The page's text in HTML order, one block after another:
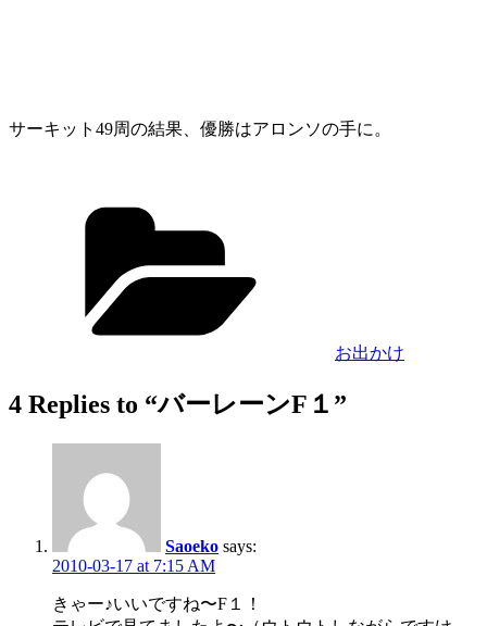
サーキット49周の結果、優勝はアロンソの手に。
お出かけ
4 Replies to “バーレーンF１”
Saoeko says:
2010-03-17 at 7:15 AM
きゃー♪いいですね〜F１！